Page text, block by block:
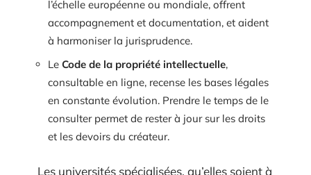
l’échelle européenne ou mondiale, offrent
accompagnement et documentation, et aident
à harmoniser la jurisprudence.
Le Code de la propriété intellectuelle,
consultable en ligne, recense les bases légales
en constante évolution. Prendre le temps de le
consulter permet de rester à jour sur les droits
et les devoirs du créateur.
Les universités spécialisées, qu’elles soient à